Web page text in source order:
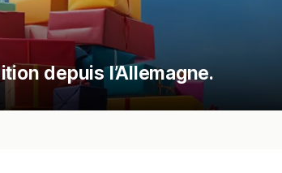
depuis l’Allemagne.